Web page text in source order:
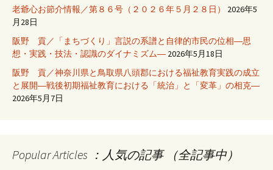
老爺心お節介情報／第８６号（２０２６年５月２８日）
2026年5
月28日
阪野 貢／「まちづくり」言説の系譜と自律的市民の位相―思
想・実践・技法・認識のダイナミズム― 2026年5月18日
阪野 貢／神奈川県と鳥取県八頭郡における福祉教育実践の成立
と展開―戦後初期福祉教育における「統治」と「変革」の相克―
2026年5月7日
Popular Articles ：人気の記事 （全記事中）